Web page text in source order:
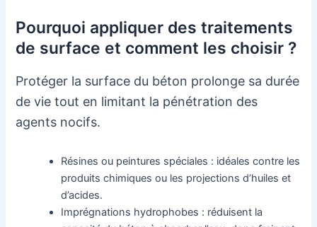
Pourquoi appliquer des traitements
de surface et comment les choisir ?
Protéger la surface du béton prolonge sa durée
de vie tout en limitant la pénétration des
agents nocifs.
Résines ou peintures spéciales : idéales contre les
produits chimiques ou les projections d’huiles et
d’acides.
Imprégnations hydrophobes : réduisent la